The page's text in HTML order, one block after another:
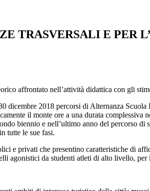
TRASVERSALI E PER
affrontato nell’attività didattica con gli
dicembre 2018 percorsi di Alternanza
il monte ore a una durata
biennio e nell’ultimo anno del percorso
tutte le sue fasi.
e privati che presentino caratteristiche di
agonistici da studenti atleti di alto livello,